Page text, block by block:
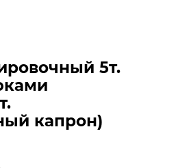
5т.
капрон)